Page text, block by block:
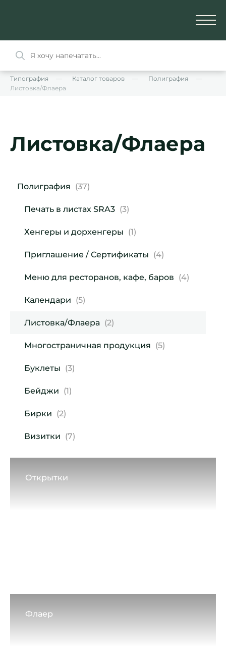
Типография Каталог товаров
Полиграфия
Листовка/Флаера
Листовка/Флаера
Полиграфия (37)
Печать в листах SRA3 (3)
Хенгеры и дорхенгеры (1)
Приглашение / Сертификаты (4)
Меню для ресторанов, кафе, баров (4)
Календари (5)
Листовка/Флаера (2)
Многостраничная продукция (5)
Буклеты (3)
Бейджи (1)
Бирки (2)
Визитки (7)
Открытки
Флаер